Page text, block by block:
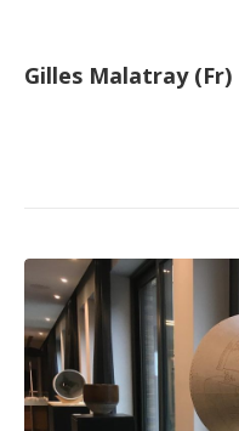
Gilles Malatray (Fr)